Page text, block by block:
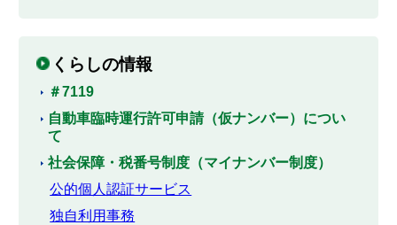
くらしの情報
＃7119
自動車臨時運行許可申請（仮ナンバー）につい
て
社会保障・税番号制度（マイナンバー制度）
公的個人認証サービス
独自利用事務